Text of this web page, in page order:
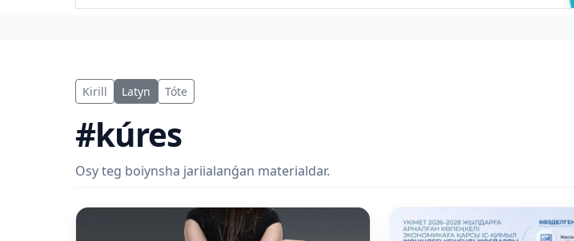
Kirill Latyn Tóte
#kúres
Osy teg boiynsha jariialanǵan materialdar.